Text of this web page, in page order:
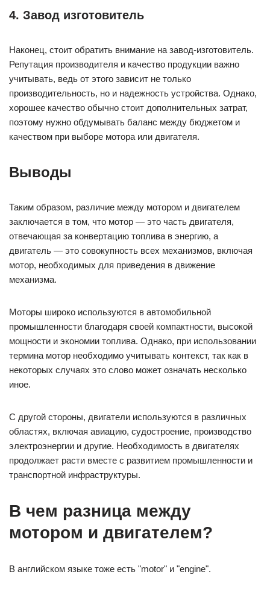
Выводы
Таким образом, различие между мотором и двигателем
заключается в том, что мотор — это часть двигателя,
отвечающая за конвертацию топлива в энергию, а
двигатель — это совокупность всех механизмов, включая
мотор, необходимых для приведения в движение
механизма.
промышленности благодаря своей компактности, высокой
мощности и экономии топлива. Однако, при использовании
некоторых случаях это слово может означать несколько
иное.
С другой стороны, двигатели используются в различных
областях, включая авиацию, судостроение, производство
транспортной инфраструктуры.
В чем разница между
мотором и двигателем?
А в чем, собственно, разница?
Разница между словами-синонимами "мотором" и
Двигатель-движитель и его аналог латинского
происхождения "motor" это всё то, что приводит в
движение, что двигает, главный механизм, приводящий в